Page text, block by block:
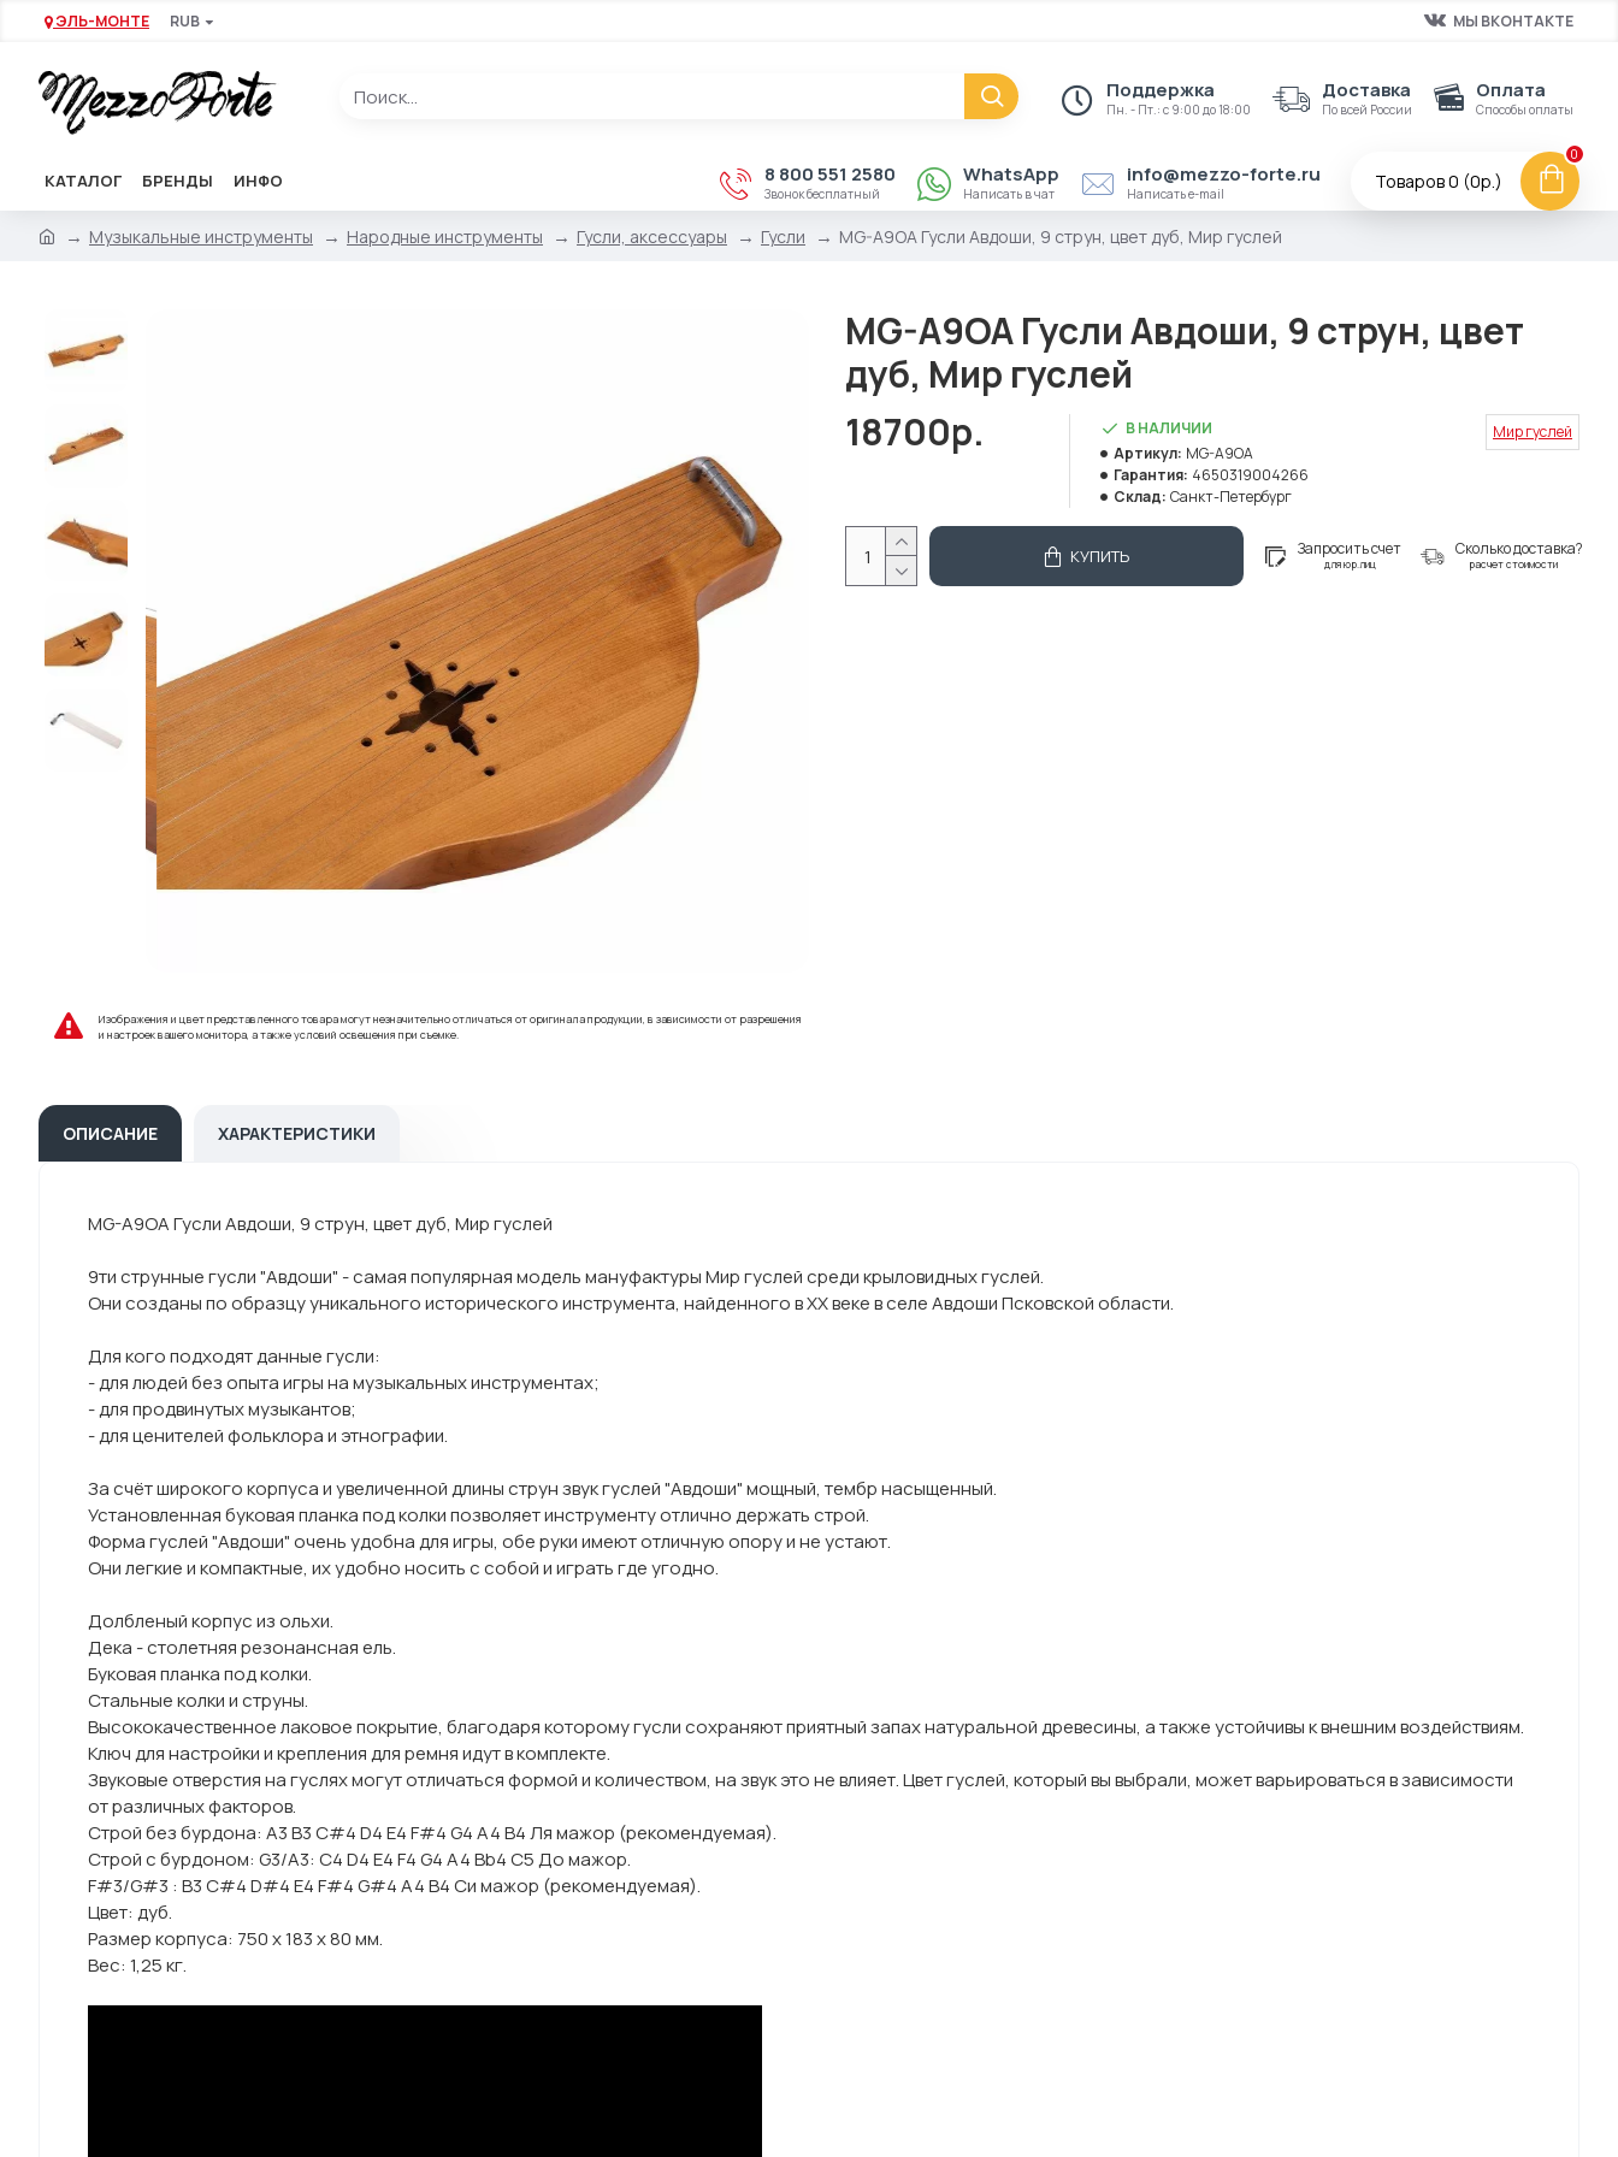
ЭЛЬ-МОНТЕ RUB МЫ ВКОНТАКТЕ
Поддержка
Пн. - Пт.: с 9:00 до 18:00
Доставка
По всей России
Оплата
Способы оплаты
КАТАЛОГ БРЕНДЫ ИНФО 8 800 551 2580
Звонок бесплатный
WhatsApp
Написать в чат
info@mezzo-forte.ru
Написать e-mail
Товаров 0 (0р.)
0
Музыкальные инструменты Народные инструменты Гусли, аксессуары Гусли MG-A9OA Гусли Авдоши, 9 струн, цвет дуб, Мир гуслей
Изображения и цвет представленного товара могут незначительно отличаться от оригинала продукции, в зависимости от разрешения
и настроек вашего монитора, а также условий освещения при съемке.
MG-A9OA Гусли Авдоши, 9 струн, цвет
дуб, Мир гуслей
18700р.
В НАЛИЧИИ
Артикул: MG-A9OA
Гарантия: 4650319004266
Склад: Санкт-Петербург
Мир гуслей
КУПИТЬ Запросить счет
для юр.лиц
Сколько доставка?
расчет стоимости
ОПИСАНИЕ ХАРАКТЕРИСТИКИ
MG-A9OA Гусли Авдоши, 9 струн, цвет дуб, Мир гуслей
9ти струнные гусли "Авдоши" - самая популярная модель мануфактуры Мир гуслей среди крыловидных гуслей.
Они созданы по образцу уникального исторического инструмента, найденного в ХХ веке в селе Авдоши Псковской области.
Для кого подходят данные гусли:
- для людей без опыта игры на музыкальных инструментах;
- для продвинутых музыкантов;
- для ценителей фольклора и этнографии.
За счёт широкого корпуса и увеличенной длины струн звук гуслей "Авдоши" мощный, тембр насыщенный.
Установленная буковая планка под колки позволяет инструменту отлично держать строй.
Форма гуслей "Авдоши" очень удобна для игры, обе руки имеют отличную опору и не устают.
Они легкие и компактные, их удобно носить с собой и играть где угодно.
Долбленый корпус из ольхи.
Дека - столетняя резонансная ель.
Буковая планка под колки.
Стальные колки и струны.
Высококачественное лаковое покрытие, благодаря которому гусли сохраняют приятный запах натуральной древесины, а также устойчивы к внешним воздействиям.
Ключ для настройки и крепления для ремня идут в комплекте.
Звуковые отверстия на гуслях могут отличаться формой и количеством, на звук это не влияет. Цвет гуслей, который вы выбрали, может варьироваться в зависимости
от различных факторов.
Строй без бурдона: A3 B3 C#4 D4 E4 F#4 G4 A4 B4 Ля мажор (рекомендуемая).
Строй с бурдоном: G3/A3: C4 D4 E4 F4 G4 A4 Bb4 C5 До мажор.
F#3/G#3 : B3 C#4 D#4 E4 F#4 G#4 A4 B4 Си мажор (рекомендуемая).
Цвет: дуб.
Размер корпуса: 750 х 183 х 80 мм.
Вес: 1,25 кг.